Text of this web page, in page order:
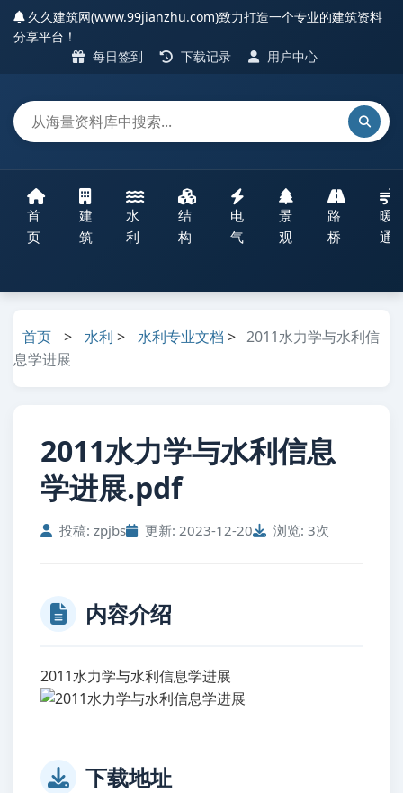
久久建筑网(www.99jianzhu.com)致力打造一个专业的建筑资料
分享平台！
每日签到
下载记录 用户中心
首
页
建
筑
水
利
结
构
电
气
景
观
路
桥
暖
通
首页 > 水利 > 水利专业文档 > 2011水力学与水利信
息学进展
2011水力学与水利信息
学进展.pdf
投稿: zpjbs 更新: 2023-12-20 浏览: 3次
内容介绍
2011水力学与水利信息学进展
下载地址